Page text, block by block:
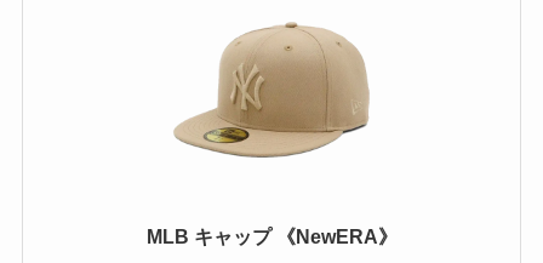
MLB キャップ 《NewERA》